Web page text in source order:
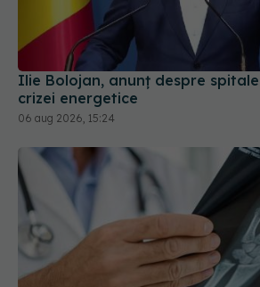
Ilie Bolojan, anunț despre
crizei energetice
06 aug 2026, 15:24